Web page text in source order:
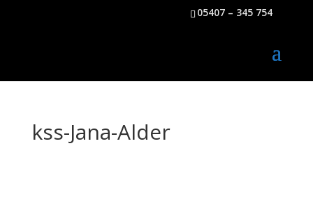
05407 – 345 754
kss-Jana-Alder